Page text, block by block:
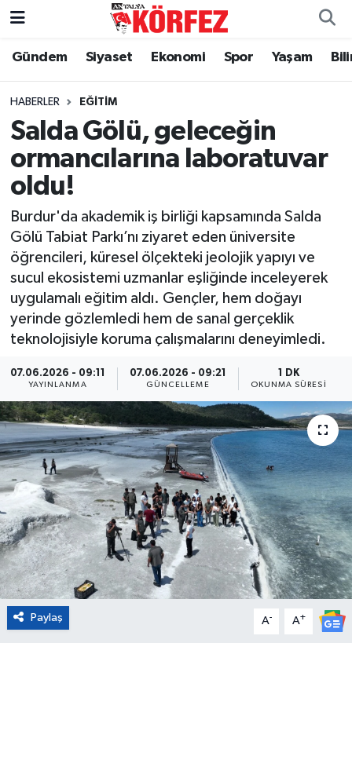
Gündem Siyaset Ekonomi Spor Yaşam
HABERLER EĞITIM
Salda Gölü, geleceğin
ormancılarına laboratuvar
oldu!
Burdur'da akademik iş birliği kapsamında Salda
Gölü Tabiat Parkı’nı ziyaret eden üniversite
öğrencileri, küresel ölçekteki jeolojik yapıyı ve
sucul ekosistemi uzmanlar eşliğinde inceleyerek
uygulamalı eğitim aldı. Gençler, hem doğayı
yerinde gözlemledi hem de sanal gerçeklik
teknolojisiyle koruma çalışmalarını deneyimledi.
07.06.2026 - 09:11
YAYINLANMA
07.06.2026 - 09:21
GÜNCELLEME
1 DK
OKUNMA SÜRESI
Paylaş A- A+
Gündem
Siyaset
Yerel Yönetim
Ekonomi
Spor
Yaşam
Asayiş
Dünya
Eğitim
Sağlık
Magazin
Turizm
Çevre
Kültür ve Sanat
Sivil Toplum
Nöbetçi Eczaneler
Hava Durumu
Trafik Durumu
Süper Lig Puan Durumu ve Fikstür
Tüm Manşetler
Son Dakika Haberleri
Haber Arşivi